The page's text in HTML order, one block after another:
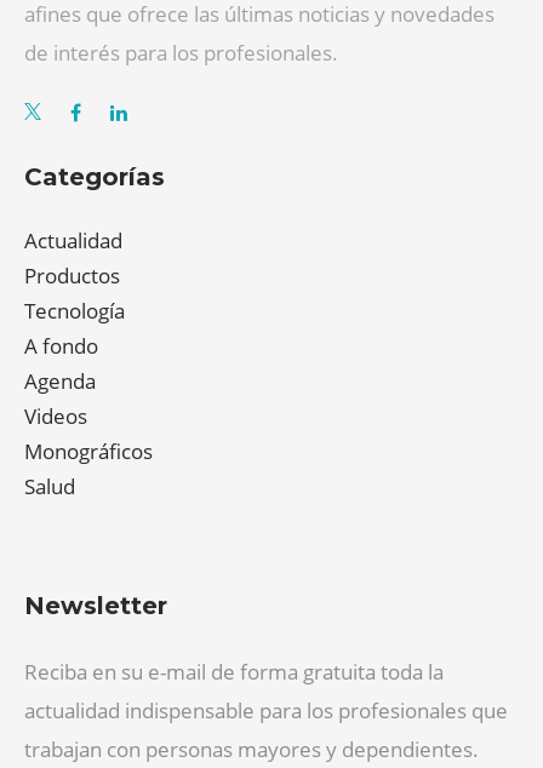
afines que ofrece las últimas noticias y novedades
de interés para los profesionales.
Categorías
Actualidad
Productos
Tecnología
A fondo
Agenda
Videos
Monográficos
Salud
Newsletter
Reciba en su e-mail de forma gratuita toda la
actualidad indispensable para los profesionales que
trabajan con personas mayores y dependientes.